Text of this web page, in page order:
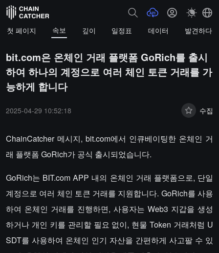
첫 페이지 속보 깊이 일정표 데이터 발견하다
bit.com은 온체인 거래 플랫폼 GoRich를 출시
하여 하나의 계정으로 여러 체인 토큰 거래를 가
능하게 합니다
2025-04-29 10:52:18 수집
ChainCatcher 메시지, bit.com에서 인큐베이팅한 온체인 거
래 플랫폼 GoRich가 공식 출시되었습니다.
GoRich는 BIT.com APP 내의 온체인 거래 플랫폼으로, 단일
계정으로 여러 체인 토큰 거래를 지원합니다. GoRich를 사용
하여 온체인 거래를 진행하면, 사용자는 Web3 지갑을 생성
하거나 개인 키를 관리할 필요 없이, 현물 Token 거래처럼 U
SDT를 사용하여 온체인 인기 자산을 간편하게 사고팔 수 있